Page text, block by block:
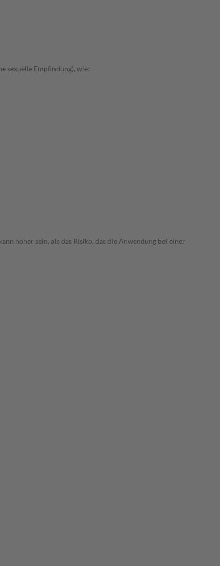
sexuelle Empfindung), wie:
höher sein, als das Risiko, das die Anwendung bei einer